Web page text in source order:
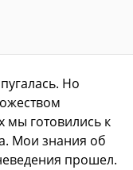
Но
готовились к
Мои знания об
прошел.